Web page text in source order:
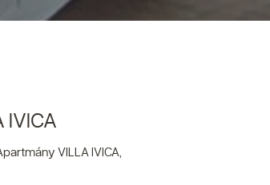
VILLA IVICA,